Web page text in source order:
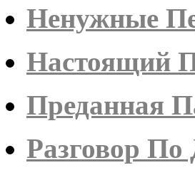
Ненужные
Настоящий
Преданная
Разговор